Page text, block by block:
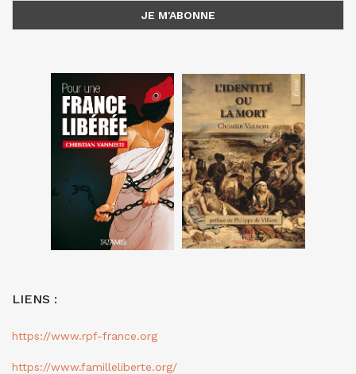
LIENS :
https://www.rpf-france.org
https://www.familleliberte.org/